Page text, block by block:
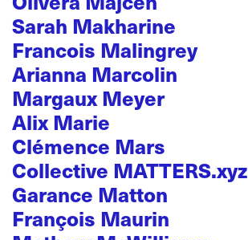
Sarah Makharine
Francois Malingrey
Arianna Marcolin
Margaux Meyer
Alix Marie
Clémence Mars
Collective MATTERS.xyz
Garance Matton
François Maurin